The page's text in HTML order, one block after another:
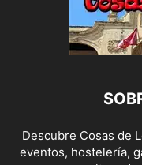
Descubre Cosas de
eventos, hostelería,